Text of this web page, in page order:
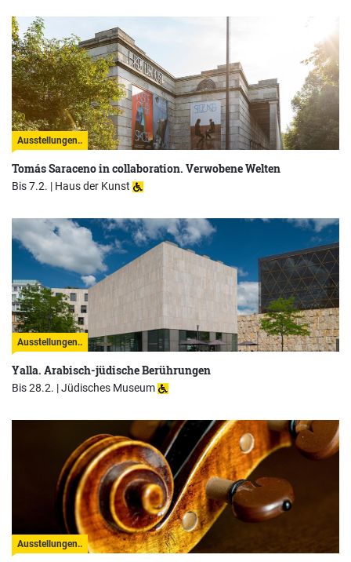
Ausstellungen..
Tomás Saraceno in collaboration. Verwobene Welten
Bis 7.2. | Haus der Kunst
Ausstellungen..
Yalla. Arabisch-jüdische Berührungen
Bis 28.2. |Jüdisches Museum
Ausstellungen..